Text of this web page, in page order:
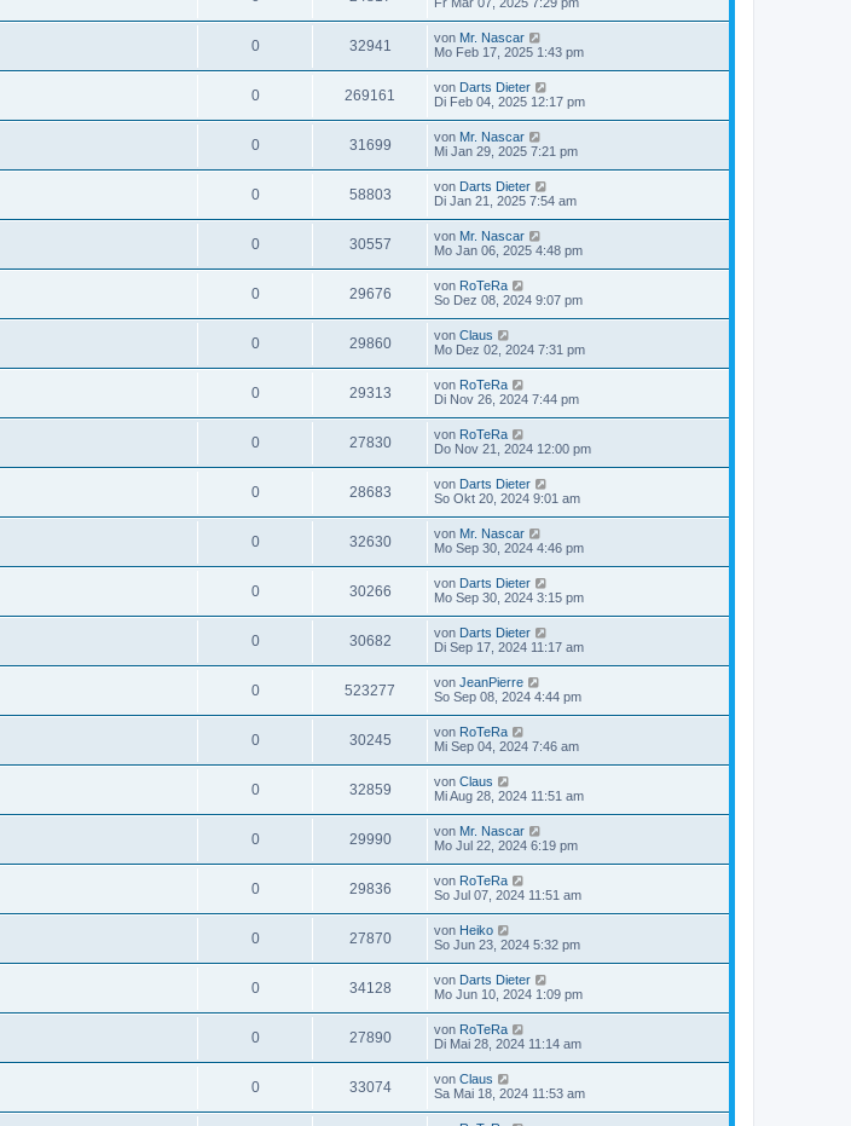
0 32941 von Mr. Nascar
Mo Feb 17, 2025 1:43 pm
0 269161 von Darts Dieter
Di Feb 04, 2025 12:17 pm
0 31699 von Mr. Nascar
Mi Jan 29, 2025 7:21 pm
0 58803 von Darts Dieter
Di Jan 21, 2025 7:54 am
0 30557 von Mr. Nascar
Mo Jan 06, 2025 4:48 pm
0 29676 von RoTeRa
So Dez 08, 2024 9:07 pm
0 29860 von Claus
Mo Dez 02, 2024 7:31 pm
0 29313 von RoTeRa
Di Nov 26, 2024 7:44 pm
0 27830 von RoTeRa
Do Nov 21, 2024 12:00 pm
0 28683 von Darts Dieter
So Okt 20, 2024 9:01 am
0 32630 von Mr. Nascar
Mo Sep 30, 2024 4:46 pm
0 30266 von Darts Dieter
Mo Sep 30, 2024 3:15 pm
0 30682 von Darts Dieter
Di Sep 17, 2024 11:17 am
0 523277 von JeanPierre
So Sep 08, 2024 4:44 pm
0 30245 von RoTeRa
Mi Sep 04, 2024 7:46 am
0 32859 von Claus
Mi Aug 28, 2024 11:51 am
0 29990 von Mr. Nascar
Mo Jul 22, 2024 6:19 pm
0 29836 von RoTeRa
So Jul 07, 2024 11:51 am
0 27870 von Heiko
So Jun 23, 2024 5:32 pm
0 34128 von Darts Dieter
Mo Jun 10, 2024 1:09 pm
0 27890 von RoTeRa
Di Mai 28, 2024 11:14 am
0 33074 von Claus
Sa Mai 18, 2024 11:53 am